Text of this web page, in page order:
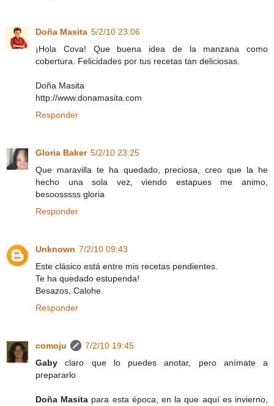
Doña Masita 5/2/10 23:06
¡Hola Cova! Que buena idea de la manzana como
cobertura. Felicidades por tus recetas tan deliciosas.
Doña Masita
http://www.donamasita.com
Responder
Gloria Baker 5/2/10 23:25
Que maravilla te ha quedado, preciosa, creo que la he
hecho una sola vez, viendo estapues me animo,
besoosssss gloria
Responder
Unknown 7/2/10 09:43
Este clásico está entre mis recetas pendientes.
Te ha quedado estupenda!
Besazos, Calohe.
Responder
comoju
7/2/10 19:45
Gabyclaro que lo puedes anotar, pero anímate a
prepararlo
Doña Masita para esta época, en la que aquí es invierno,